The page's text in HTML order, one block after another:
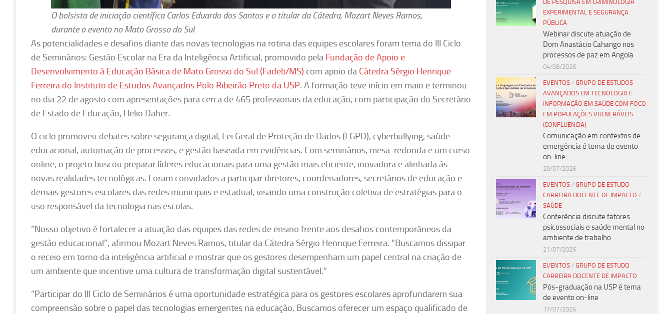
O bolsista de iniciação científica Carlos Eduardo dos Santos e o titular da Cátedra, Mozart Neves Ramos,
durante o evento no Mato Grosso do Sul
As potencialidades e desafios diante das novas tecnologias na rotina das equipes escolares foram tema do III Ciclo
de Seminários: Gestão Escolar na Era da Inteligência Artificial, promovido pela Fundação de Apoio e
Desenvolvimento à Educação Básica de Mato Grosso do Sul (Fadeb/MS) com apoio da Cátedra Sérgio Henrique
Ferreira do Instituto de Estudos Avançados Polo Ribeirão Preto da USP. A formação teve início em maio e terminou
no dia 22 de agosto com apresentações para cerca de 465 profissionais da educação, com participação do Secretário
de Estado de Educação, Helio Daher.
O ciclo promoveu debates sobre segurança digital, Lei Geral de Proteção de Dados (LGPD), cyberbullying, saúde
educacional, automação de processos, e gestão baseada em evidências. Com seminários, mesa-redonda e um curso
online, o projeto buscou preparar líderes educacionais para uma gestão mais eficiente, inovadora e alinhada às
novas realidades tecnológicas. Foram convidados a participar diretores, coordenadores, secretários de educação e
demais gestores escolares das redes municipais e estadual, visando uma construção coletiva de estratégias para o
uso responsável da tecnologia nas escolas.
“Nosso objetivo é fortalecer a atuação das equipes das redes de ensino frente aos desafios contemporâneos da
gestão educacional”, afirmou Mozart Neves Ramos, titular da Cátedra Sérgio Henrique Ferreira. “Buscamos dissipar
o receio em torno da inteligência artificial e mostrar que os gestores desempenham um papel central na criação de
um ambiente que incentive uma cultura de transformação digital sustentável.”
“Participar do III Ciclo de Seminários é uma oportunidade estratégica para os gestores escolares aprofundarem sua
compreensão sobre o papel das tecnologias emergentes na educação. Buscamos oferecer um espaço qualificado de
DE PESQUISA EM CRIMINOLOGIA
EXPERIMENTAL E SEGURANÇA
PÚBLICA
Webinar discute atuação de
Dom Anastácio Cahango nos
processos de paz em Angola
04/08/2026
EVENTOS / GRUPO DE ESTUDOS
AVANÇADOS EM TECNOLOGIA E
INFORMAÇÃO EM SAÚDE COM FOCO
EM POPULAÇÕES VULNERÁVEIS
(CONFLUENCIA)
Comunicação em contextos de
emergência é tema de evento
on-line
29/07/2026
EVENTOS / GRUPO DE ESTUDO
CARREIRA DOCENTE DE IMPACTO /
SAÚDE
Conferência discute fatores
psicossociais e saúde mental no
ambiente de trabalho
21/07/2026
EVENTOS / GRUPO DE ESTUDO
CARREIRA DOCENTE DE IMPACTO
Pós-graduação na USP é tema
de evento on-line
17/07/2026